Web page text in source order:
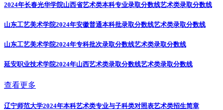
2024年长春光华学院山西省艺术类本科专业录取分数线艺术类录取分数线
山东工艺美术学院2024年安徽普通本科批录取分数线艺术类录取分数线
山东工艺美术学院2024年专科批次录取分数线艺术类录取分数线
延安职业技术学院2024年山西艺术类录取分数线艺术类录取分数线
查看更多
辽宁师范大学2024年本科艺术类专业与子科类对照表艺术类招生简章